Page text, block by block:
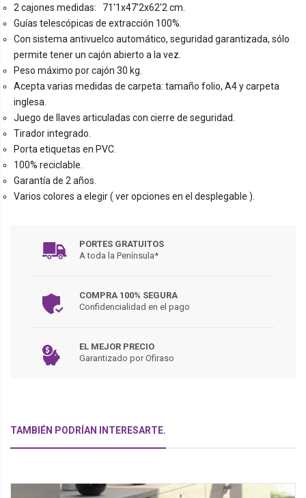
2 cajones medidas: 71'1x47'2x62'2 cm.
Guías telescópicas de extracción 100%.
Con sistema antivuelco automático, seguridad garantizada, sólo
permite tener un cajón abierto a la vez.
Peso máximo por cajón 30 kg.
Acepta varias medidas de carpeta: tamaño folio, A4 y carpeta
inglesa.
Juego de llaves articuladas con cierre de seguridad.
Tirador integrado.
Porta etiquetas en PVC.
100% reciclable.
Garantía de 2 años.
Varios colores a elegir ( ver opciones en el desplegable ).
PORTES GRATUITOS
A toda la Península*
COMPRA 100% SEGURA
Confidencialidad en el pago
EL MEJOR PRECIO
Garantizado por Ofiraso
TAMBIÉN PODRÍAN INTERESARTE.